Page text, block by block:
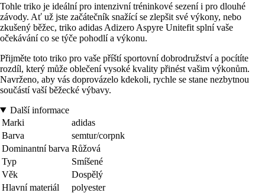
Tohle triko je ideální pro intenzivní tréninkové sezení i pro dlouhé
závody. Ať už jste začátečník snažící se zlepšit své výkony, nebo
zkušený běžec, triko adidas Adizero Aspyre Unitefit splní vaše
očekávání co se týče pohodlí a výkonu.
Přijměte toto triko pro vaše příští sportovní dobrodružství a pocítíte
rozdíl, který může oblečení vysoké kvality přinést vašim výkonům.
Navrženo, aby vás doprovázelo kdekoli, rychle se stane nezbytnou
součástí vaší běžecké výbavy.
Další informace
Marki
adidas
Barva
semtur/corpnk
Dominantní barva Růžová
Typ
Smíšené
Věk
Dospělý
Hlavní materiál
polyester